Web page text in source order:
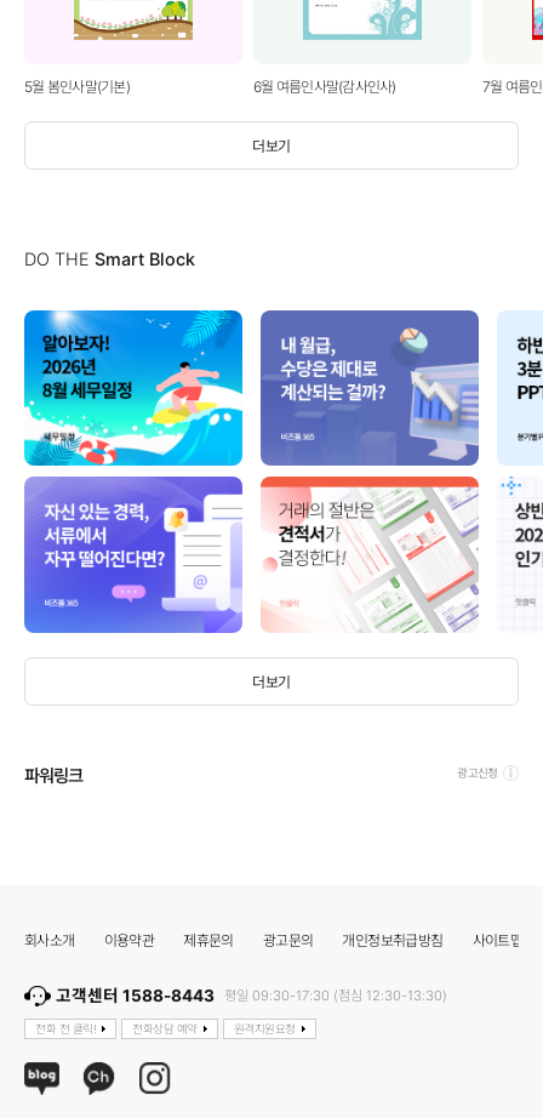
더보기
5월 봄인사말(기본) 6월 여름인사말(감사인사) 7월 여름
DO THE Smart Block
더보기
파워링크 광고신청
회사소개 이용약관 제휴문의 광고문의 개인정보취급방침 사이트맵
고객센터 1588-8443 평일 09:30-17:30 (점심 12:30-13:30)
전화 전 클릭! 전화상담 예약 원격지원요청